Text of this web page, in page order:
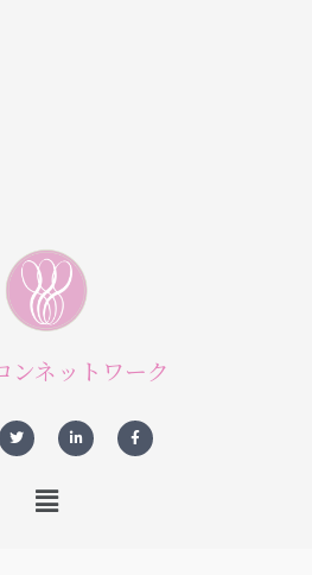
ンネットワーク
w
i
t
i
n
k
a
c
e
メ
ニ